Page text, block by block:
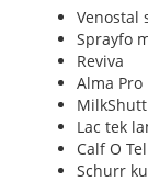
Venostal
Sprayfo
Reviva
Alma
Lac tek
Calf O
Schurr